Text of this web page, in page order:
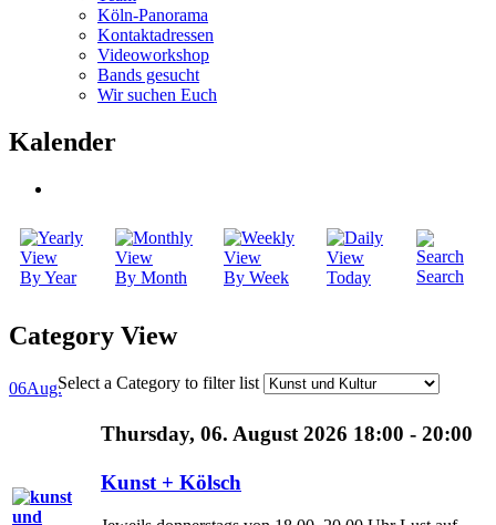
Köln-Panorama
Kontaktadressen
Videoworkshop
Bands gesucht
Wir suchen Euch
Kalender
By Year By Month By Week Today Search
Category View
Select a Category to filter list
06Aug.
Thursday, 06. August 2026 18:00 - 20:00
Kunst + Kölsch